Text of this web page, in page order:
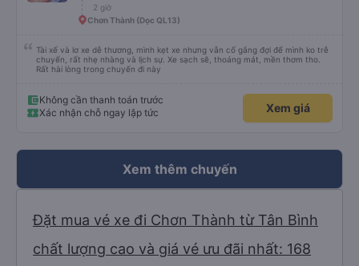
2 giờ
Chơn Thành (Dọc QL13)
Tài xế và lơ xe dễ thương, mình kẹt xe nhưng vẫn cố gắng đợi để mình ko trễ
chuyến, rất nhẹ nhàng và lịch sự. Xe sạch sẽ, thoáng mát, mền thơm tho.
Rất hài lòng trong chuyến đi này
Không cần thanh toán trước
Xác nhận chỗ ngay lập tức
Xem giá
Xem thêm chuyến
Đặt mua vé xe đi Chơn Thành từ Tân Bình
chất lượng cao và giá vé ưu đãi nhất: 168